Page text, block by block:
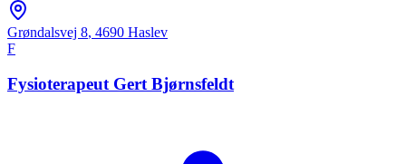
Grøndalsvej 8, 4690 Haslev
F
Fysioterapeut Gert Bjørnsfeldt